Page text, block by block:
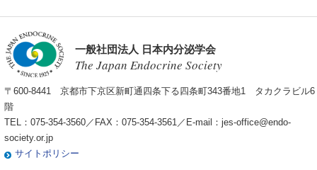
一般社団法人 日本内分泌学会
The Japan Endocrine Society
〒600-8441 京都市下京区新町通四条下る四条町343番地1 タカクラビル6
階
TEL：075-354-3560／FAX：075-354-3561／E-mail： jes-office@endo-
society.or.jp
サイトポリシー